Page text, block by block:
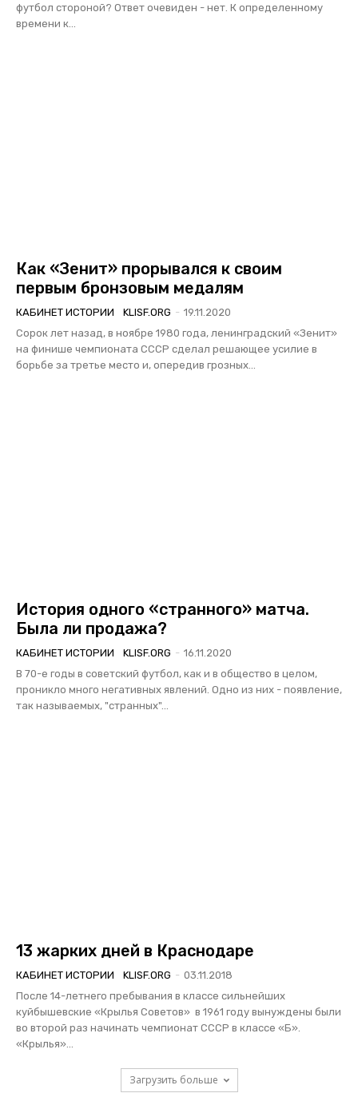
футбол стороной? Ответ очевиден - нет. К определенному
времени к...
Как «Зенит» прорывался к своим
первым бронзовым медалям
КАБИНЕТ ИСТОРИИ KLISF.ORG - 19.11.2020
Сорок лет назад, в ноябре 1980 года, ленинградский «Зенит»
на финише чемпионата СССР сделал решающее усилие в
борьбе за третье место и, опередив грозных...
История одного «странного» матча.
Была ли продажа?
КАБИНЕТ ИСТОРИИ KLISF.ORG - 16.11.2020
В 70-е годы в советский футбол, как и в общество в целом,
проникло много негативных явлений. Одно из них - появление,
так называемых, "странных"...
13 жарких дней в Краснодаре
КАБИНЕТ ИСТОРИИ KLISF.ORG - 03.11.2018
После 14-летнего пребывания в классе сильнейших
куйбышевские «Крылья Советов» в 1961 году вынуждены были
во второй раз начинать чемпионат СССР в классе «Б».
«Крылья»...
Загрузить больше